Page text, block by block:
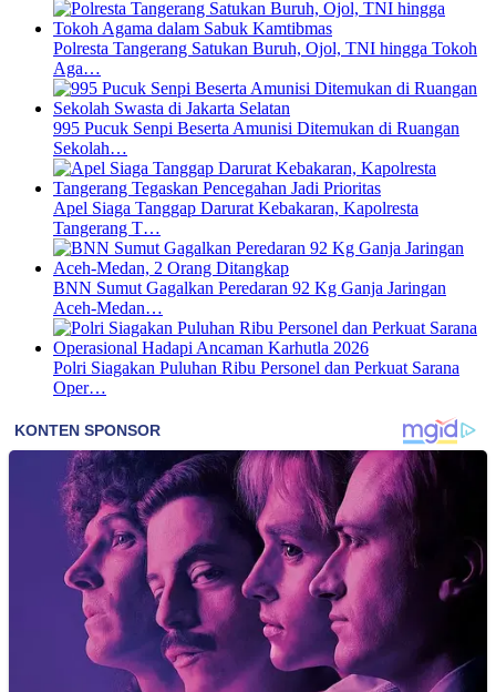
Polresta Tangerang Satukan Buruh, Ojol, TNI hingga Tokoh
Aga…
995 Pucuk Senpi Beserta Amunisi Ditemukan di Ruangan
Sekolah…
Apel Siaga Tanggap Darurat Kebakaran, Kapolresta
Tangerang T…
BNN Sumut Gagalkan Peredaran 92 Kg Ganja Jaringan
Aceh-Medan…
Polri Siagakan Puluhan Ribu Personel dan Perkuat Sarana
Oper…